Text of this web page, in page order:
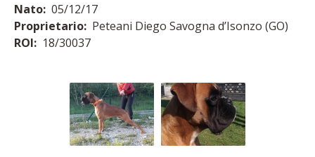
Nato: 05/12/17
Proprietario: Peteani Diego Savogna d’Isonzo (GO)
ROI: 18/30037